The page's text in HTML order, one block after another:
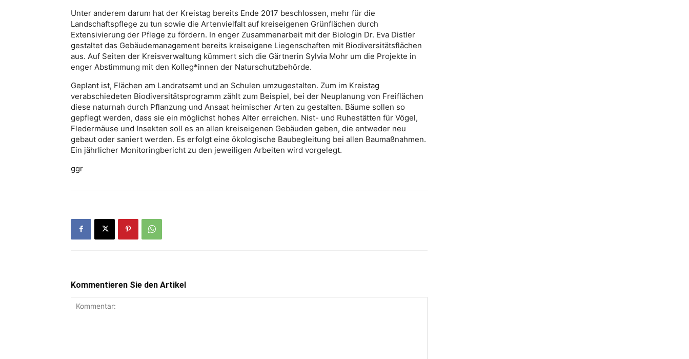
Unter anderem darum hat der Kreistag bereits Ende 2017 beschlossen, mehr für die
Landschaftspflege zu tun sowie die Artenvielfalt auf kreiseigenen Grünflächen durch
Extensivierung der Pflege zu fördern. In enger Zusammenarbeit mit der Biologin Dr. Eva Distler
gestaltet das Gebäudemanagement bereits kreiseigene Liegenschaften mit Biodiversitätsflächen
aus. Auf Seiten der Kreisverwaltung kümmert sich die Gärtnerin Sylvia Mohr um die Projekte in
enger Abstimmung mit den Kolleg*innen der Naturschutzbehörde.
Geplant ist, Flächen am Landratsamt und an Schulen umzugestalten. Zum im Kreistag
verabschiedeten Biodiversitätsprogramm zählt zum Beispiel, bei der Neuplanung von Freiflächen
diese naturnah durch Pflanzung und Ansaat heimischer Arten zu gestalten. Bäume sollen so
gepflegt werden, dass sie ein möglichst hohes Alter erreichen. Nist- und Ruhestätten für Vögel,
Fledermäuse und Insekten soll es an allen kreiseigenen Gebäuden geben, die entweder neu
gebaut oder saniert werden. Es erfolgt eine ökologische Baubegleitung bei allen Baumaßnahmen.
Ein jährlicher Monitoringbericht zu den jeweiligen Arbeiten wird vorgelegt.
ggr
Kommentieren Sie den Artikel